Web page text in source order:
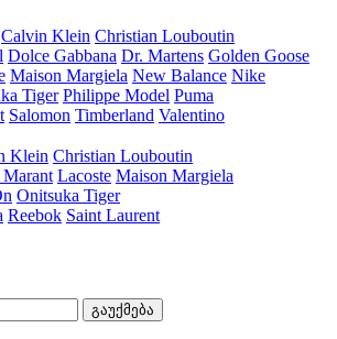
Calvin Klein Christian Louboutin
Dolce Gabbana Dr. Martens Golden Goose
Maison Margiela New Balance Nike
Tiger Philippe Model Puma
Salomon Timberland Valentino
Klein Christian Louboutin
Marant Lacoste Maison Margiela
Onitsuka Tiger
Reebok Saint Laurent
გაუქმება